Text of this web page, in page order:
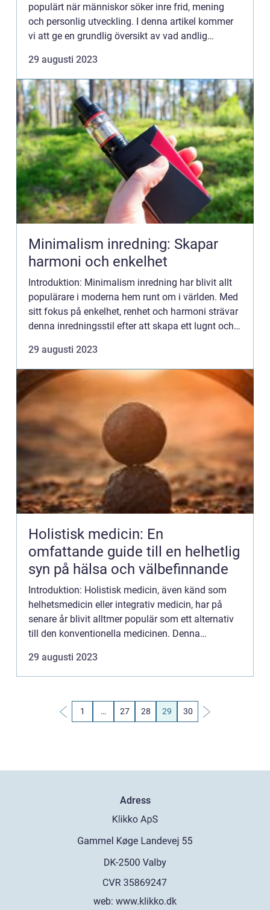
populärt när människor söker inre frid, mening
och personlig utveckling. I denna artikel kommer
vi att ge en grundlig översikt av vad andlig
andlig vägled...
29 augusti 2023
Minimalism inredning: Skapar
harmoni och enkelhet
Introduktion: Minimalism inredning har blivit allt
populärare i moderna hem runt om i världen. Med
sitt fokus på enkelhet, renhet och harmoni strävar
denna inredningsstil efter att skapa ett lugnt och
att...
29 augusti 2023
Holistisk medicin: En
omfattande guide till en helhetlig
syn på hälsa och välbefinnande
Introduktion: Holistisk medicin, även känd som
helhetsmedicin eller integrativ medicin, har på
senare år blivit alltmer populär som ett alternativ
till den konventionella medicinen. Denna
på människok...
29 augusti 2023
1 … 27 28 29 30
Adress
web: www.klikko.dk